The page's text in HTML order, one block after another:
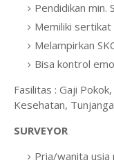
Pendidikan min.
Memiliki sertikat
Melampirkan
Bisa kontrol
Fasilitas : Gaji
Kesehatan,
SURVEYOR
Pria/wanita usia